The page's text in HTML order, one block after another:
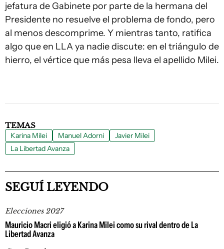
jefatura de Gabinete por parte de la hermana del
Presidente no resuelve el problema de fondo, pero
al menos descomprime. Y mientras tanto, ratifica
algo que en LLA ya nadie discute: en el triángulo de
hierro, el vértice que más pesa lleva el apellido Milei.
TEMAS
Karina Milei Manuel Adorni
Javier Milei
La Libertad Avanza
SEGUÍ LEYENDO
Elecciones 2027
Mauricio Macri eligió a Karina Milei como su rival dentro de La
Libertad Avanza